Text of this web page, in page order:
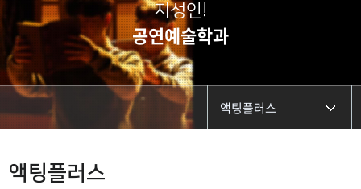
지성인!
공연예술학과
액팅플러스
액팅플러스